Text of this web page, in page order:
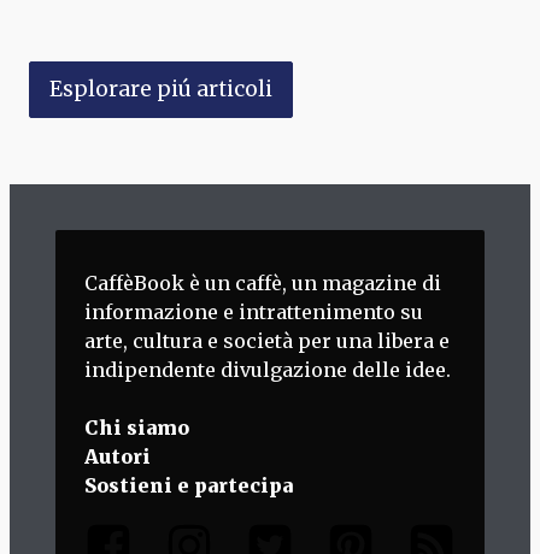
Esplorare piú articoli
CaffèBook è un caffè, un magazine di
informazione e intrattenimento su
arte, cultura e società per una libera e
indipendente divulgazione delle idee.
Chi siamo
Autori
Sostieni e partecipa